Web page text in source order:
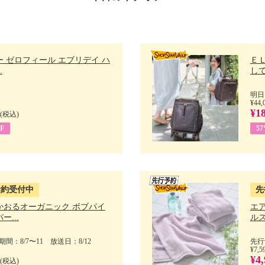
ゼロフィール エブリデイ ハ
(税込)
Ｅ
し
明
受付中
おるオーガニック ボブパイ
...
間：8/7〜11 放送日：8/12
(税込)
エ
ル
先